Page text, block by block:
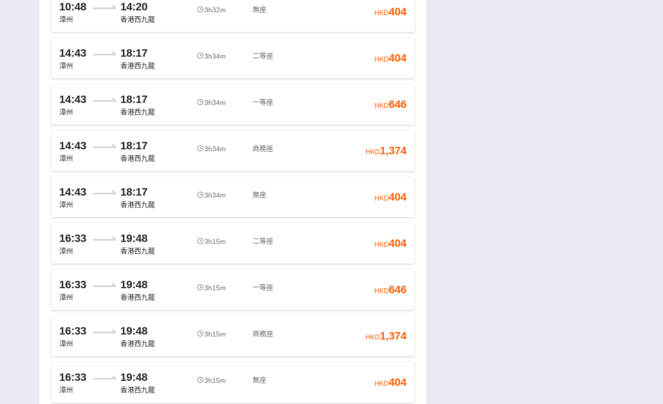
10:48 14:20
漳州 香港西九龍
3h32m 無座 HKD404
14:43 18:17
漳州 香港西九龍
3h34m 二等座 HKD404
14:43 18:17
漳州 香港西九龍
3h34m 一等座 HKD646
14:43 18:17
漳州 香港西九龍
3h34m 商務座 HKD1,374
14:43 18:17
漳州 香港西九龍
3h34m 無座 HKD404
16:33 19:48
漳州 香港西九龍
3h15m 二等座 HKD404
16:33 19:48
漳州 香港西九龍
3h15m 一等座 HKD646
16:33 19:48
漳州 香港西九龍
3h15m 商務座 HKD1,374
16:33 19:48
漳州 香港西九龍
3h15m 無座 HKD404